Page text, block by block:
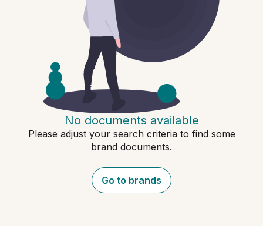
No documents available
Please adjust your search criteria to find some
brand documents.
Go to brands